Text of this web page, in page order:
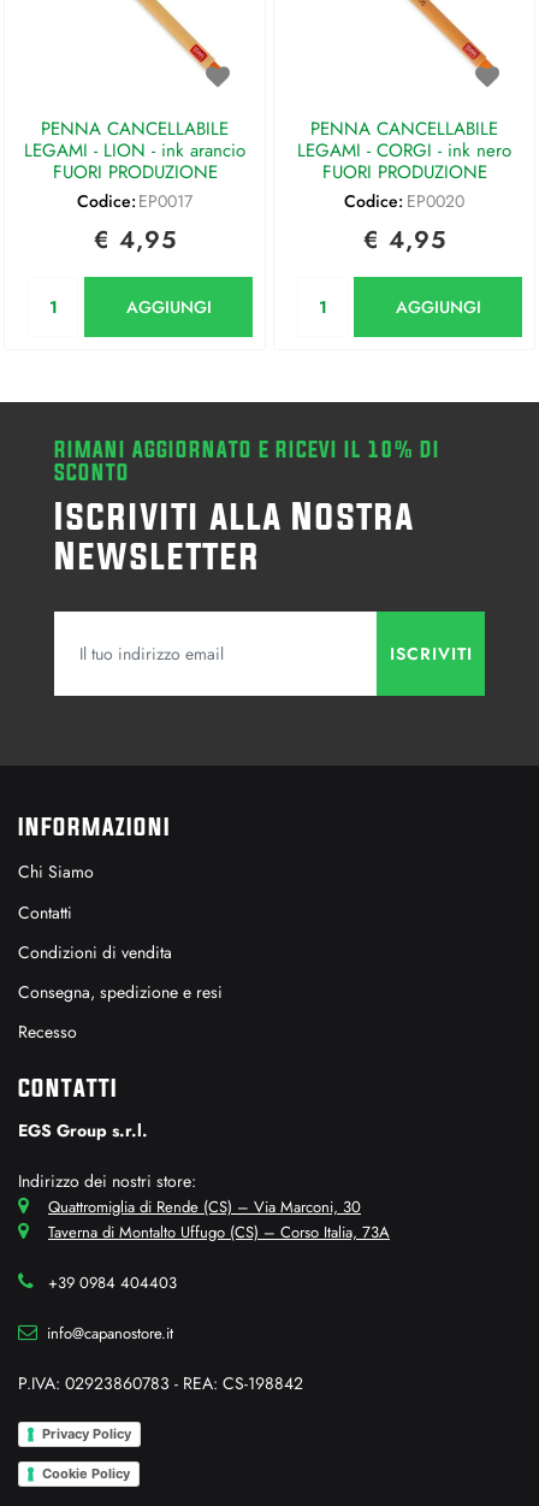
PENNA CANCELLABILE
LEGAMI - LION - ink arancio
FUORI PRODUZIONE
Codice: EP0017
€ 4,95
AGGIUNGI
PENNA CANCELLABILE
LEGAMI - CORGI - ink nero
FUORI PRODUZIONE
Codice: EP0020
€ 4,95
AGGIUNGI
RIMANI AGGIORNATO E RICEVI IL 10% DI
SCONTO
Iscriviti alla Nostra
Newsletter
INFORMAZIONI
Chi Siamo
Contatti
Condizioni di vendita
Consegna, spedizione e resi
Recesso
CONTATTI
EGS Group s.r.l.
Indirizzo dei nostri store:
Quattromiglia di Rende (CS) – Via Marconi, 30
Taverna di Montalto Uffugo (CS) – Corso Italia, 73A
+39 0984 404403
info@capanostore.it
P.IVA: 02923860783 - REA: CS-198842
Privacy Policy
Cookie Policy